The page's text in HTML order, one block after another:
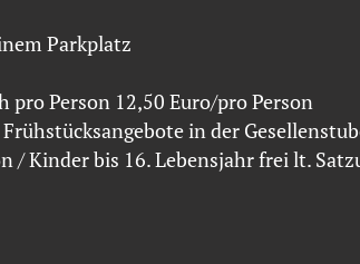
Parkplatz
Person 12,50 Euro/pro Person
in der
/ Kinder bis 16. Lebensjahr frei lt.